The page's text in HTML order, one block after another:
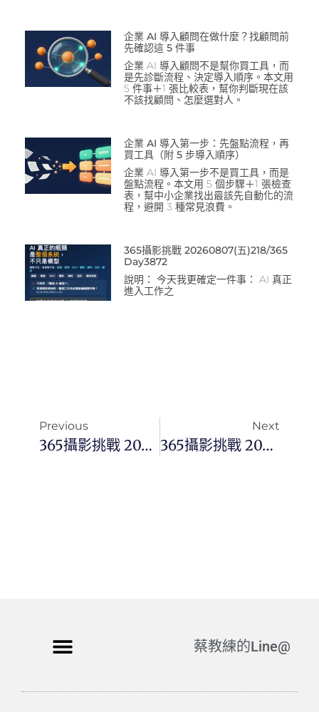
企業 AI 導入顧問在做什麼？找顧問前
先確認這 5 件事
企業 AI 導入顧問不是幫你買工具，而
是先診斷流程、決定導入順序。本文用
5 件事＋1 張比較表，幫你判斷現在該
不該找顧問、怎麼選對人。
企業 AI 導入第一步：先盤點流程，再
買工具（附 5 步導入順序）
企業 AI 導入第一步不是買工具，而是
盤點流程。本文用 5 個步驟＋1 張檢查
表，幫中小企業找出最該先自動化的流
程，避開 3 種常見浪費。
365攝影挑戰 20260807(五)218/365
Day3872
說明： 今天我更確定一件事： AI 真正
進入工作之
Previous
365攝影挑戰 20250817(日)229/365 Day3498
Next
365攝影挑戰 20250819(二)231/365 Day3500
蔡教練的Line@